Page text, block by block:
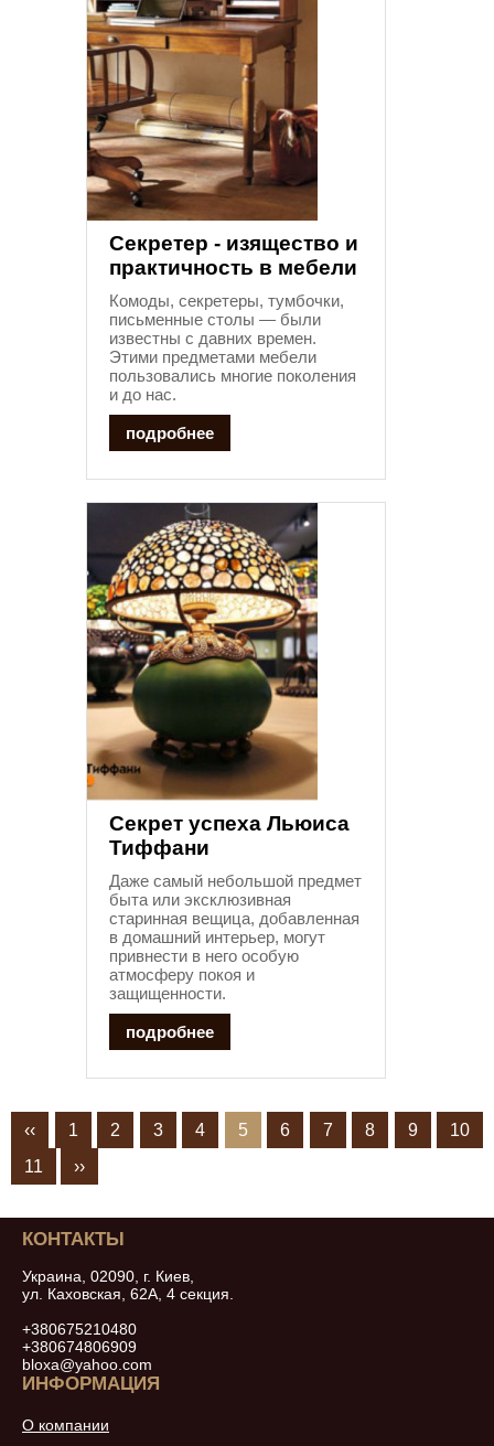
Секретер - изящество и
практичность в мебели
Комоды, секретеры, тумбочки,
письменные столы — были
известны с давних времен.
Этими предметами мебели
пользовались многие поколения
и до нас.
подробнее
Секрет успеха Льюиса
Тиффани
Даже самый небольшой предмет
быта или эксклюзивная
старинная вещица, добавленная
в домашний интерьер, могут
привнести в него особую
атмосферу покоя и
защищенности.
подробнее
‹‹ 1 2 3 4 5 6 7 8 9
10
11
››
КОНТАКТЫ
Украина, 02090, г. Киев,
ул. Каховская, 62А, 4 секция.
+380675210480
+380674806909
bloxa@yahoo.com
ИНФОРМАЦИЯ
О компании